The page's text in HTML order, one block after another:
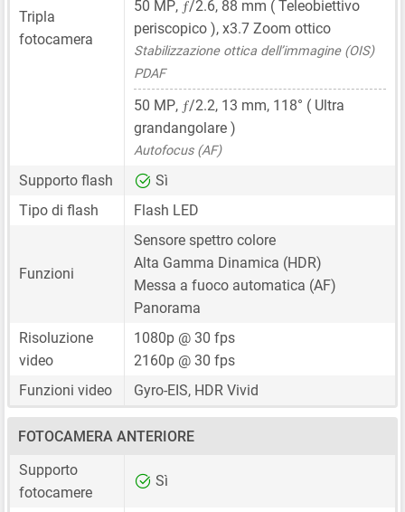
Tripla
fotocamera
50 MP, ƒ/2.6, 88 mm ( Teleobiettivo
periscopico ), x3.7 Zoom ottico
Stabilizzazione ottica dell’immagine (OIS)
PDAF
50 MP, ƒ/2.2, 13 mm, 118° ( Ultra
grandangolare )
Autofocus (AF)
Supporto flash
Sì
Tipo di flash
Flash LED
Funzioni
Sensore spettro colore
Alta Gamma Dinamica (HDR)
Messa a fuoco automatica (AF)
Panorama
Risoluzione
video
1080p @ 30 fps
2160p @ 30 fps
Funzioni video
Gyro-EIS, HDR Vivid
FOTOCAMERA ANTERIORE
Supporto
fotocamere
Sì